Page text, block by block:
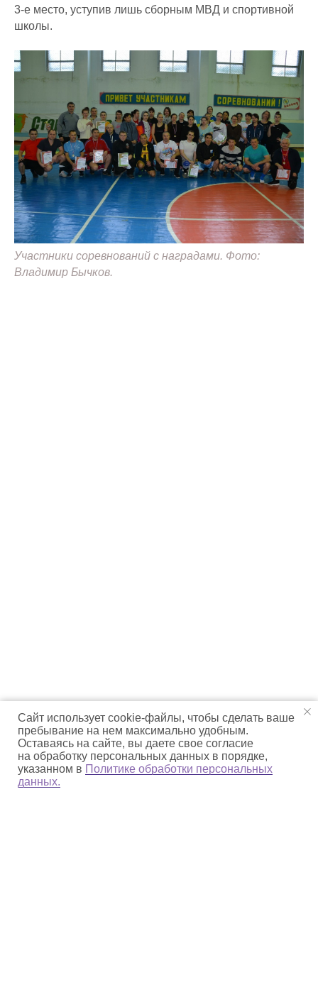
3-е место, уступив лишь сборным МВД и спортивной
школы.
Участники соревнований с наградами. Фото:
Владимир Бычков.
Сайт использует cookie-файлы, чтобы сделать ваше
пребывание на нем максимально удобным.
Оставаясь на сайте, вы даете свое согласие
на обработку персональных данных в порядке,
указанном в Политике обработки персональных
данных.